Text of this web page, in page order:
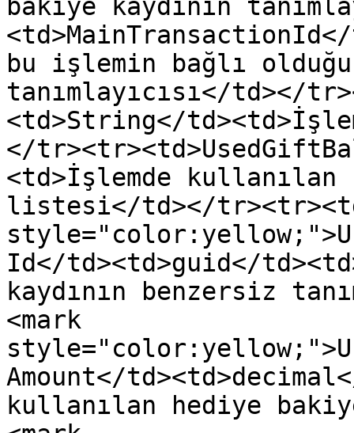
bakiye kaydının
bu işlemin bağlı
tanımlayıcısı</td></
<td>String</
</
<td>İşlemde
listesi</td></
Id</td><td>guid</
kaydının benzersiz
<mark
Amount</
kullanılan hediye